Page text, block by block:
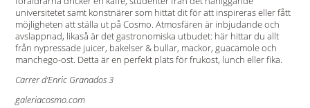
universitetet samt konstnärer som hittat dit för att inspireras eller fått
möjligheten att ställa ut på Cosmo. Atmosfären är inbjudande och
avslappnad, likaså är det gastronomiska utbudet: här hittar du allt
från nypressade juicer, bakelser & bullar, mackor, guacamole och
manchego-ost. Detta är en perfekt plats för frukost, lunch eller fika.
Carrer d’Enric Granados 3
galeriacosmo.com